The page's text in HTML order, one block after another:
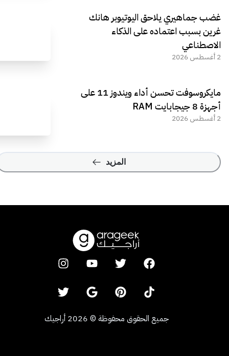
غضب جماهيري يلاحق اليوتيوبر هانك
غرين بسبب اعتماده على الذكاء
الاصطناعي
2 أغسطس 2026
مايكروسوفت تحسن أداء ويندوز 11 على
أجهزة 8 جيجابايت RAM
2 أغسطس 2026
المزيد
جميع الحقوق محفوظة ©
2026 أراجيك